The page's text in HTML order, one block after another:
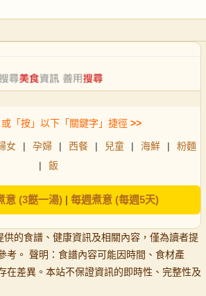
「按」以下「關鍵字」捷徑 >>
女 | 孕婦 | 西餐 | 兒童 | 海鮮 |
粉麵
|
飯
意 (3餸一湯)| 每週煮意 (每週5天)
供的食譜、健康資訊及相關內容，僅為讀者提
考。 聲明：食譜內容可能因時間、食材產
在差異。本站不保證資訊的即時性、完整性及